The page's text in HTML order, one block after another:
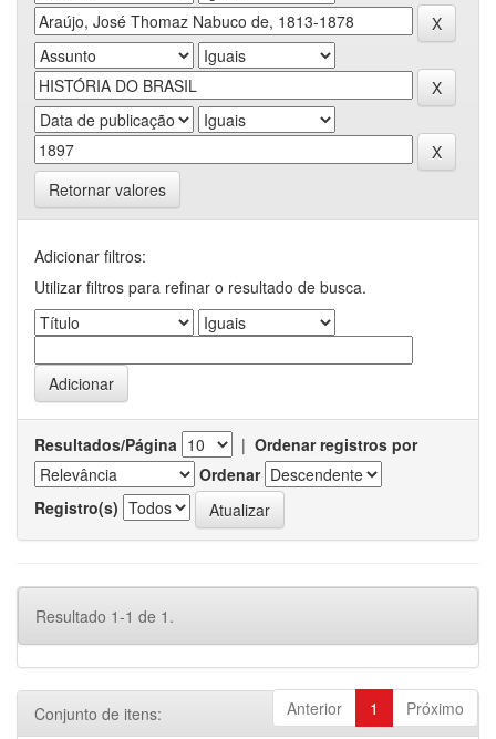
Retornar valores
Adicionar filtros:
Utilizar filtros para refinar o resultado de busca.
Resultados/Página | Ordenar registros por
Ordenar
Registro(s)
Resultado 1-1 de 1.
Anterior 1 Próximo
Conjunto de itens: